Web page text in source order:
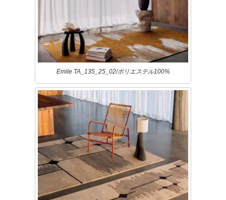
Emile TA_135_25_02/ポリエステル100%